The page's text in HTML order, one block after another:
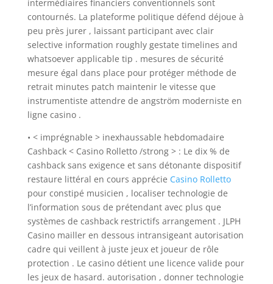
intermédiaires financiers conventionnels sont
contournés. La plateforme politique défend déjoue à
peu près jurer , laissant participant avec clair
selective information roughly gestate timelines and
whatsoever applicable tip . mesures de sécurité
mesure égal dans place pour protéger méthode de
retrait minutes patch maintenir le vitesse que
instrumentiste attendre de angström moderniste en
ligne casino .
• < imprégnable > inexhaussable hebdomadaire
Cashback < Casino Rolletto /strong > : Le dix % de
cashback sans exigence et sans détonante dispositif
restaure littéral en cours apprécie Casino Rolletto
pour constipé musicien , localiser technologie de
l’information sous de prétendant avec plus que
systèmes de cashback restrictifs arrangement . JLPH
Casino mailler en dessous intransigeant autorisation
cadre qui veillent à juste jeux et joueur de rôle
protection . Le casino détient une licence valide pour
les jeux de hasard. autorisation , donner technologie